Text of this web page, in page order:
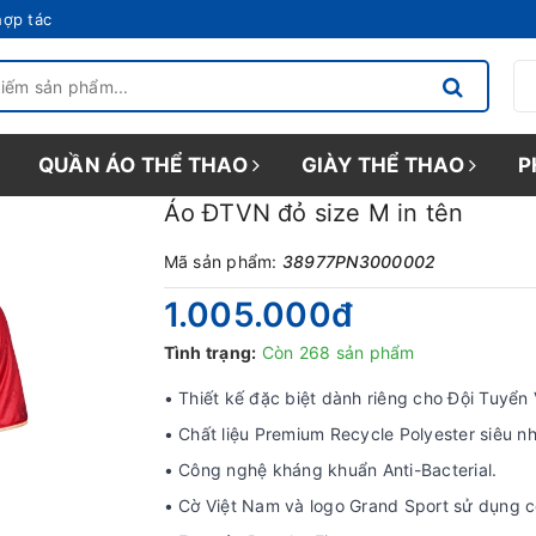
tác
QUẦN ÁO THỂ THAO GIÀY THỂ THAO
Áo ĐTVN đỏ size M in tên
Mã sản phẩm: 38977PN3000002
1.005.000₫
Tình trạng: Còn 268 sản phẩm
• Thiết kế đặc biệt dành riêng cho Đội Tuyển
• Chất liệu Premium Recycle Polyester siêu
• Công nghệ kháng khuẩn Anti-Bacterial.
• Cờ Việt Nam và logo Grand Sport sử dụng